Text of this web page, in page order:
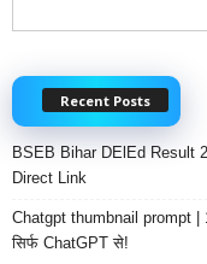
Recent Posts
BSEB Bihar DElEd Result
Direct Link
Chatgpt thumbnail prompt |
सिर्फ ChatGPT से!